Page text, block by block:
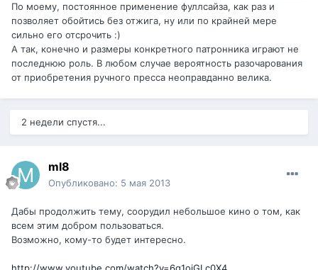
По моему, постоянное применение фуллсайза, как раз и
позволяет обойтись без отжига, ну или по крайней мере
сильно его отсрочить :)
А так, конечно и размеры конкретного патронника играют не
последнюю роль. В любом случае вероятность разочарования
от приобретения ручного пресса неоправданно велика.
2 недели спустя...
ml8
Опубликовано: 5 мая 2013
Дабы продолжить тему, соорудил небольшое кино о том, как
всем этим добром пользоваться.
Возможно, кому-то будет интересно.